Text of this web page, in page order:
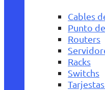
Cables
Punto
Routers
Racks
Switchs